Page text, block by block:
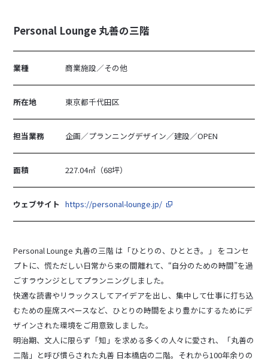
Personal Lounge 丸善の三階
業種 商業施設／その他
所在地 東京都千代田区
担当業務 企画／プランニングデザイン／建設／OPEN
面積 227.04㎡（68坪）
ウェブサイト https://personal-lounge.jp/
Personal Lounge 丸善の三階 は「ひとりの、ひととき。」 をコンセ
プトに、慌ただしい日常から束の間離れて、“自分のための時間”を過
ごすラウンジとしてプランニングしました。
快適な読書やリラックスしてアイデアを出し、集中して仕事に打ち込
むための座席スペースなど、ひとりの時間をより豊かにするためにデ
ザインされた環境をご用意致しました。
明治期、文人に限らず「知」を求める多くの人々に愛され、「丸善の
二階」と呼び慣らされた丸善 日本橋店の二階。それから100年余りの